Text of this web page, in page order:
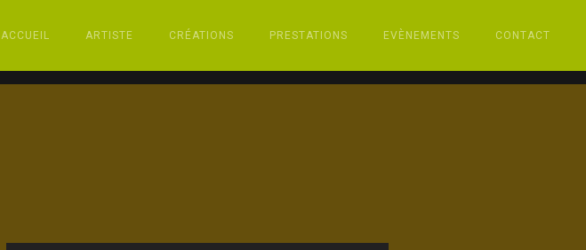
ACCUEIL ARTISTE CRÉATIONS PRESTATIONS EVÈNEMENTS CONTACT